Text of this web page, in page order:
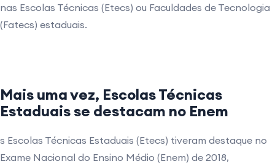
nas Escolas Técnicas (Etecs) ou Faculdades de Tecnologia
(Fatecs) estaduais.
Mais uma vez, Escolas Técnicas
Estaduais se destacam no Enem
s Escolas Técnicas Estaduais (Etecs) tiveram destaque no
Exame Nacional do Ensino Médio (Enem) de 2018,